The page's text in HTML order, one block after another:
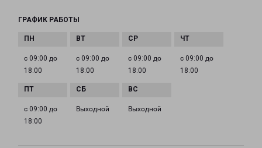
ГРАФИК РАБОТЫ
с 09:00 до
18:00
с 09:00 до
18:00
с 09:00 до
18:00
с 09:00 до
18:00
с 09:00 до
18:00
Выходной Выходной